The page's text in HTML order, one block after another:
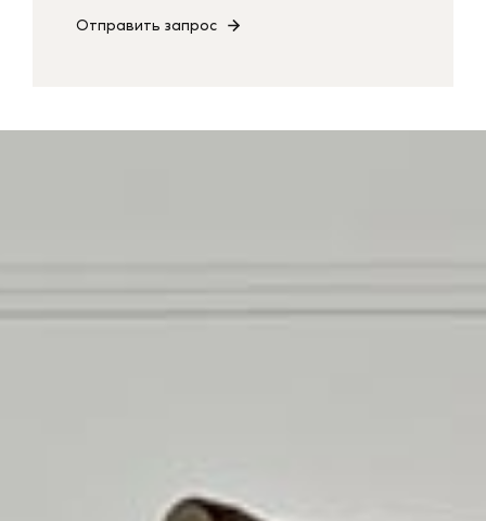
Отправить запрос